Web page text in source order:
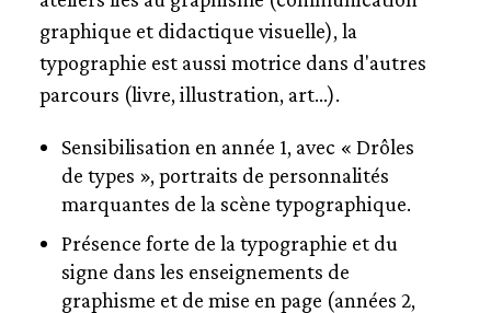
NANCY
PAU-TARBES
REIMS
STRASBOURG-MULHOUSE
L’ÉDUCATION NATIONALE
L’ÉCOLE ESTIENNE
PÉDAGOGIE
graphique et didactique visuelle), la
typographie est aussi motrice dans d'autres
parcours (livre, illustration, art…).
Sensibilisation en année 1, avec « Drôles
de types », portraits de personnalités
marquantes de la scène typographique.
Présence forte de la typographie et du
signe dans les enseignements de
graphisme et de mise en page (années 2,